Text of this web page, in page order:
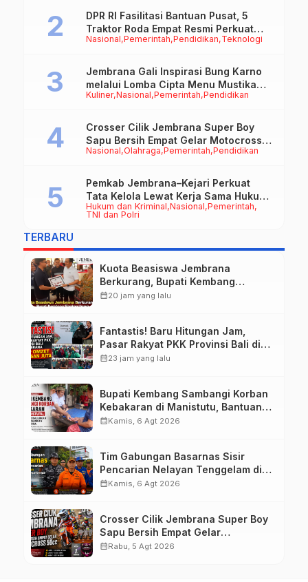
Nasional Pemerintah Pendidikan Teknologi
DPR RI Fasilitasi Bantuan Pusat, 5
Traktor Roda Empat Resmi Perkuat
Mekanisasi Pertanian Jembrana
Kuliner Nasional Pemerintah Pendidikan
Jembrana Gali Inspirasi Bung Karno
melalui Lomba Cipta Menu Mustika
Rasa
Nasional Olahraga Pemerintah Pendidikan
Crosser Cilik Jembrana Super Boy
Sapu Bersih Empat Gelar Motocross
50cc
Hukum dan Kriminal Nasional Pemerintah
TNI dan Polri
Pemkab Jembrana–Kejari Perkuat
Tata Kelola Lewat Kerja Sama Hukum
Datun
TERBARU
Kuota Beasiswa Jembrana
Berkurang, Bupati Kembang
Siapkan Upaya Penambahan di
calendar_month20 jam yang lalu
Fantastis! Baru Hitungan Jam,
Pasar Rakyat PKK Provinsi Bali di
Jembrana Raup Omzet Ratusan
calendar_month23 jam yang lalu
Bupati Kembang Sambangi Korban
Kebakaran di Manistutu, Bantuan
Disalurkan untuk Ringankan Beban
calendar_monthKamis, 6 Agt 2026
Tim Gabungan Basarnas Sisir
Pencarian Nelayan Tenggelam di
Perairan Pantai Pengambengan
calendar_monthKamis, 6 Agt 2026
Crosser Cilik Jembrana Super Boy
Sapu Bersih Empat Gelar
Motocross 50cc
calendar_monthRabu, 5 Agt 2026